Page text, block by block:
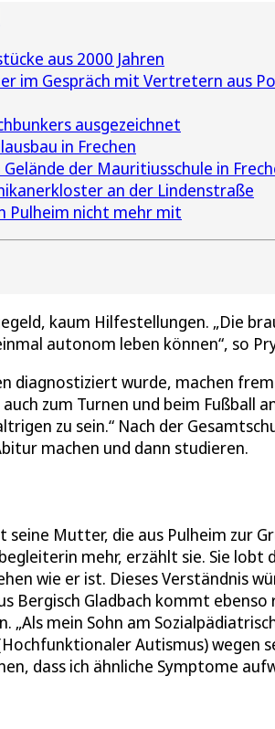
aus 2000 Jahren
im Gespräch mit Vertretern aus
ausgezeichnet
in Frechen
der Mauritiusschule in
an der Lindenstraße
Pulheim nicht mehr mit
kaum Hilfestellungen. „Die
autonom leben können“, so
diagnostiziert wurde, machen
zum Turnen und beim Fußball
zu sein.“ Nach der
machen und dann studieren.
seine Mutter, die aus Pulheim zur
mehr, erzählt sie. Sie lobt
wie er ist. Dieses Verständnis
Bergisch Gladbach kommt ebenso
„Als mein Sohn am
Autismus) wegen
dass ich ähnliche Symptome